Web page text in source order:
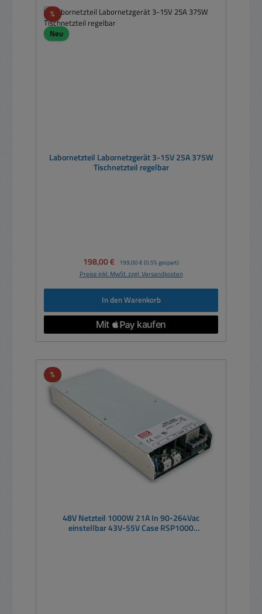
%Rabatt
Neu
Labornetzteil Labornetzgerät 3-15V 25A 375W
Tischnetzteil regelbar
Verkaufspreis:
198,00 € Regulärer Preis:
199,00 € (0.5% gespart)
Preise inkl. MwSt. zzgl. Versandkosten
In den Warenkorb
%Rabatt
48V Netzteil 1000W 21A In 90-264Vac
einstellbar 43V-55V Case RSP1000